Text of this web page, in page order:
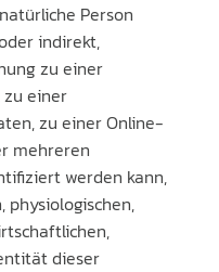
Person
indirekt,
zu einer
zu einer
zu einer Online-
mehreren
werden kann,
physiologischen,
dieser